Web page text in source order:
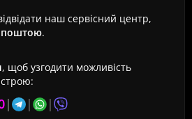
наш сервісний центр,
поштою.
, щоб узгодити можливість
| | |